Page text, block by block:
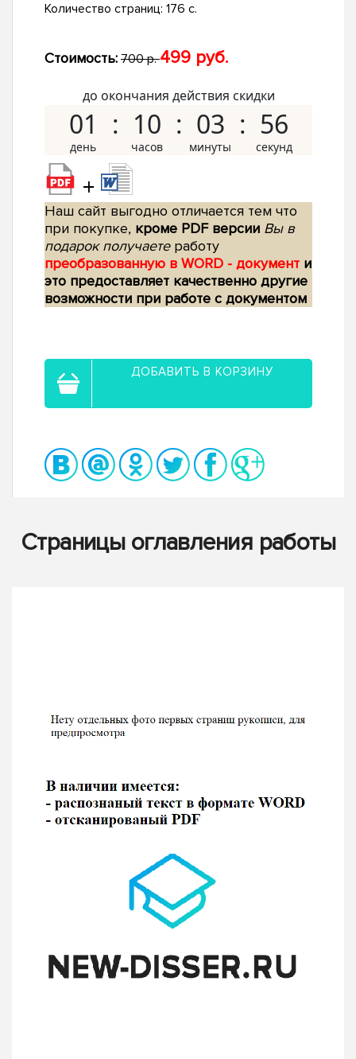
Количество страниц: 176 с.
Стоимость: 700 р.499 руб.
до окончания действия скидки
01 10 03 55
+
Наш сайт выгодно отличается тем что
при покупке, кроме PDF версии Вы в
подарок получаетеработу
преобразованную в WORD - документ и
это предоставляет качественно другие
возможности при работе с документом
ДОБАВИТЬ В КОРЗИНУ
Страницы оглавления работы